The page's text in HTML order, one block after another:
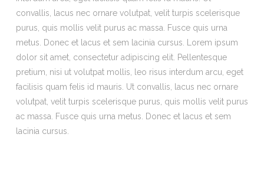
convallis, lacus nec ornare volutpat, velit turpis scelerisque
purus, quis mollis velit purus ac massa. Fusce quis urna
metus. Donec et lacus et sem lacinia cursus. Lorem ipsum
dolor sit amet, consectetur adipiscing elit. Pellentesque
pretium, nisi ut volutpat mollis, leo risus interdum arcu, eget
facilisis quam felis id mauris. Ut convallis, lacus nec ornare
volutpat, velit turpis scelerisque purus, quis mollis velit purus
ac massa. Fusce quis urna metus. Donec et lacus et sem
lacinia cursus.